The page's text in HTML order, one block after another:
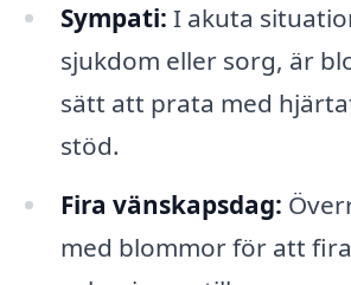
Sympati: I akuta
sjukdom eller sorg, är
sätt att prata med
stöd.
Fira vänskapsdag:
med blommor för att